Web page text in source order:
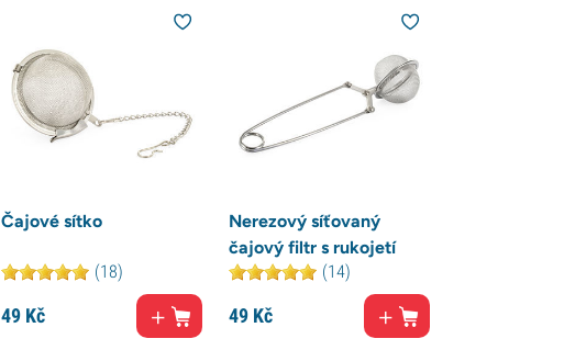
Čajové sítko
(18)
49Kč
Nerezový síťovaný
čajový filtr s rukojetí
(14)
49Kč